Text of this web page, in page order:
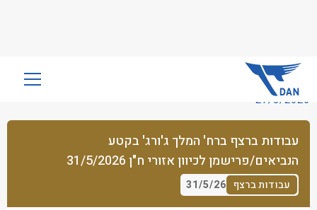
שִׂים
בְּאֲתָר
זֶה
מֻפְעֶלֶת
מַעֲרֶכֶת
נָגִישׁ
בִּקְלִיק
27/5/2026
עבודות ברצף ברח' המלך ג'ורג' בקטע
הנביאים/פרישמן לכיוון אזורי ח"ן 31/5/2026
עבודות ברצף 31/5/26